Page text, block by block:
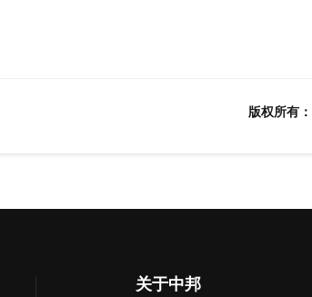
版权所有：
关于中邦